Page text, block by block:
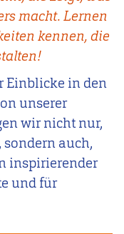
macht. Lernen
kennen, die
Einblicke in den
unserer
wir nicht nur,
auch,
inspirierender
und für